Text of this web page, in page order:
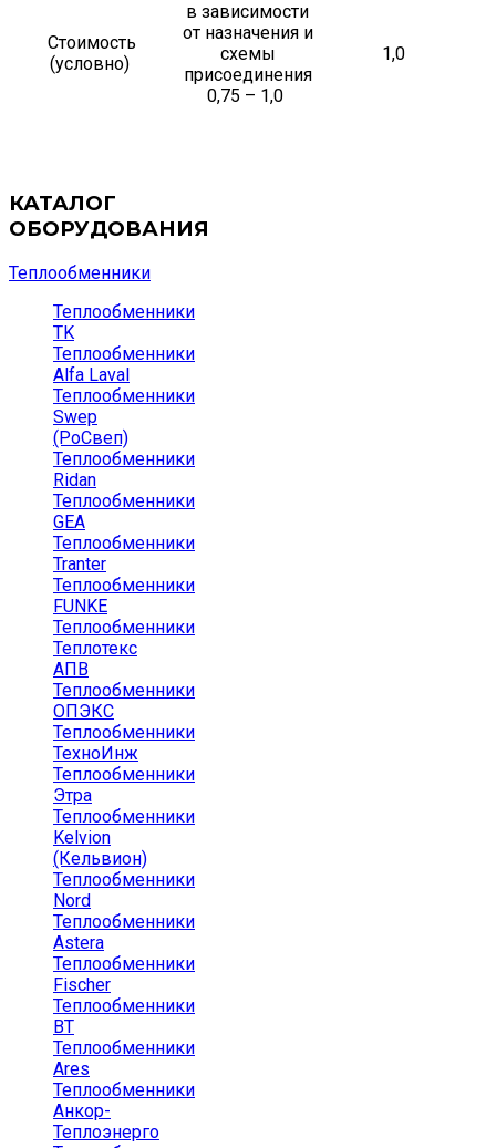
Стоимость
(условно)
в зависимости
от назначения и
схемы
присоединения
0,75 – 1,0
1,0
КАТАЛОГ
ОБОРУДОВАНИЯ
Теплообменники
Теплообменники
TK
Теплообменники
Alfa Laval
Теплообменники
Swep
(РоСвеп)
Теплообменники
Ridan
Теплообменники
GEA
Теплообменники
Tranter
Теплообменники
FUNKE
Теплообменники
Теплотекс
АПВ
Теплообменники
ОПЭКС
Теплообменники
ТехноИнж
Теплообменники
Этра
Теплообменники
Kelvion
(Кельвион)
Теплообменники
Nord
Теплообменники
Astera
Теплообменники
Fischer
Теплообменники
ВТ
Теплообменники
Ares
Теплообменники
Анкор-
Теплоэнерго